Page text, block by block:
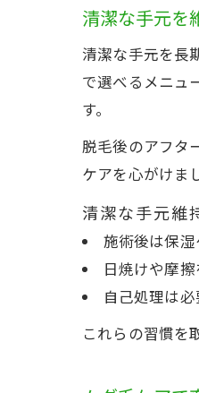
清潔な手元を
清潔な手元を長
で選べるメニュ
す。
脱毛後のアフタ
ケアを心がけま
清潔な手元維
施術後は保
日焼けや摩
自己処理は
これらの習慣を